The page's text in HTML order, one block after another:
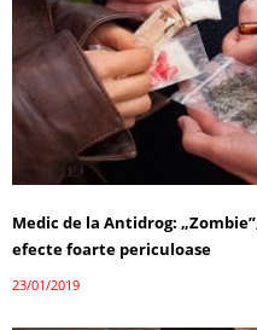
Medic de la Antidrog:
efecte foarte periculoase
23/01/2019